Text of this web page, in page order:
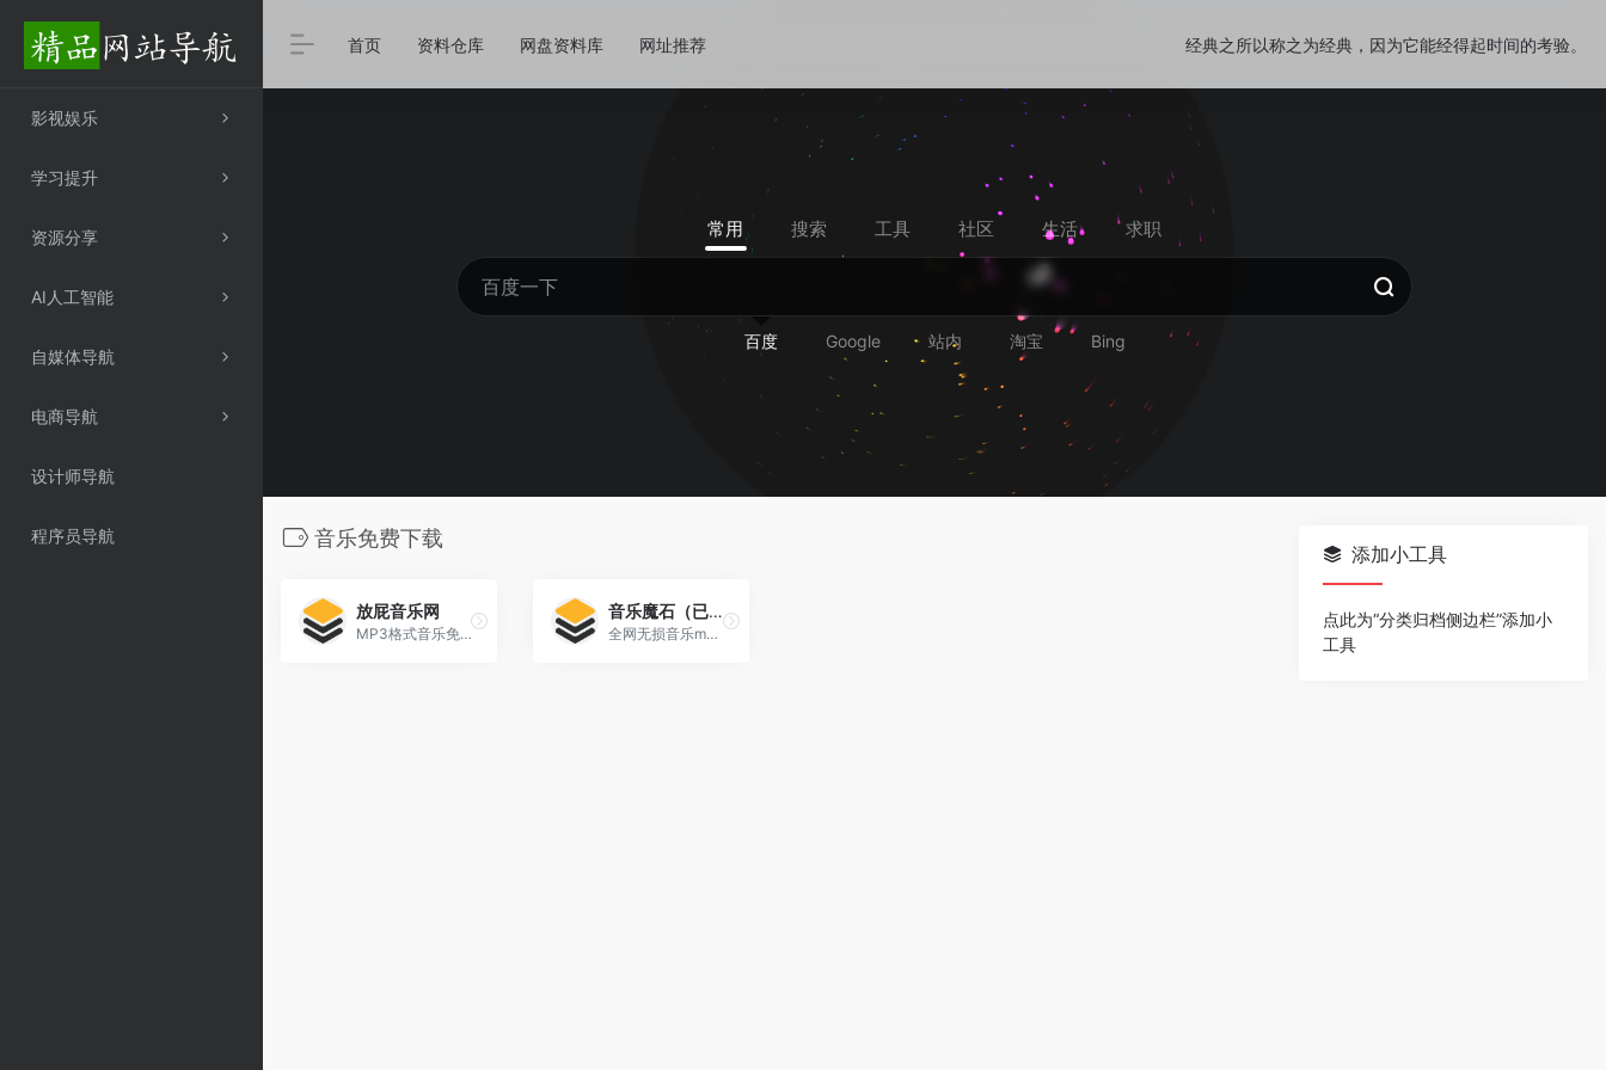
影视娱乐
学习提升
资源分享
AI人工智能
自媒体导航
电商导航
设计师导航
程序员导航
首页 资料仓库 网盘资料库 网址推荐 经典之所以称之为经典，因为它能经得起时间的考验。
常用 搜索 工具 社区 生活 求职
百度 Google 站内 淘宝 Bing
音乐免费下载
放屁音乐网
MP3格式音乐免费试听下载
音乐魔石（已失效）
全网无损音乐mp3歌曲免费下载网站
添加小工具
点此为“分类归档侧边栏”添加小
工具